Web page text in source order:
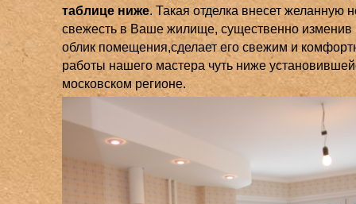
таблице ниже. Такая отделка внесет желанную
свежесть в Ваше жилище, существенно
облик помещения,сделает его свежим и
работы нашего мастера чуть ниже
московском регионе.